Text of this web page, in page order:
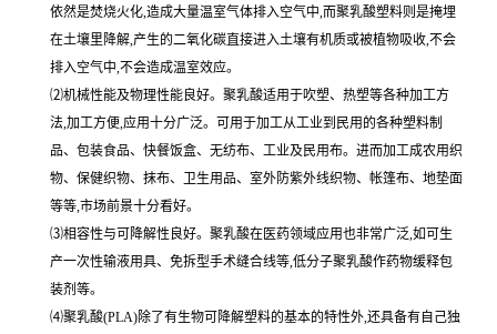
依然是焚烧火化,造成大量温室气体排入空气中,而聚乳酸塑料则是掩埋
在土壤里降解,产生的二氧化碳直接进入土壤有机质或被植物吸收,不会
排入空气中,不会造成温室效应。
⑵机械性能及物理性能良好。聚乳酸适用于吹塑、热塑等各种加工方
法,加工方便,应用十分广泛。可用于加工从工业到民用的各种塑料制
品、包装食品、快餐饭盒、无纺布、工业及民用布。进而加工成农用织
物、保健织物、抹布、卫生用品、室外防紫外线织物、帐篷布、地垫面
等等,市场前景十分看好。
⑶相容性与可降解性良好。聚乳酸在医药领域应用也非常广泛,如可生
产一次性输液用具、免拆型手术缝合线等,低分子聚乳酸作药物缓释包
装剂等。
⑷聚乳酸(PLA)除了有生物可降解塑料的基本的特性外,还具备有自己独